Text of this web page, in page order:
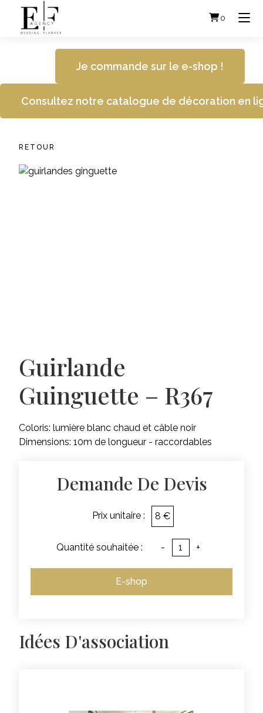
content
0
Je commande sur le e-shop !
Consultez notre catalogue de décoration en
RETOUR
Guirlande
Guinguette – R367
Coloris: lumière blanc chaud et câble noir
Dimensions: 10m de longueur - raccordables
Demande De Devis
Prix unitaire : 8 €
Quantité souhaitée : - +
E-shop
Idées D'association